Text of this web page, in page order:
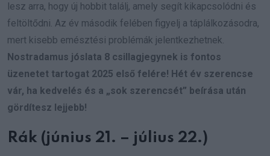
lesz arra, hogy új hobbit találj, amely segít kikapcsolódni és
feltöltődni. Az év második felében figyelj a táplálkozásodra,
mert kisebb emésztési problémák jelentkezhetnek.
Nostradamus jóslata 8 csillagjegynek is fontos
üzenetet tartogat 2025 első felére! Hét év szerencse
vár, ha kedvelés és a „sok szerencsét” beírása után
gördítesz lejjebb!
Rák (június 21. – július 22.)